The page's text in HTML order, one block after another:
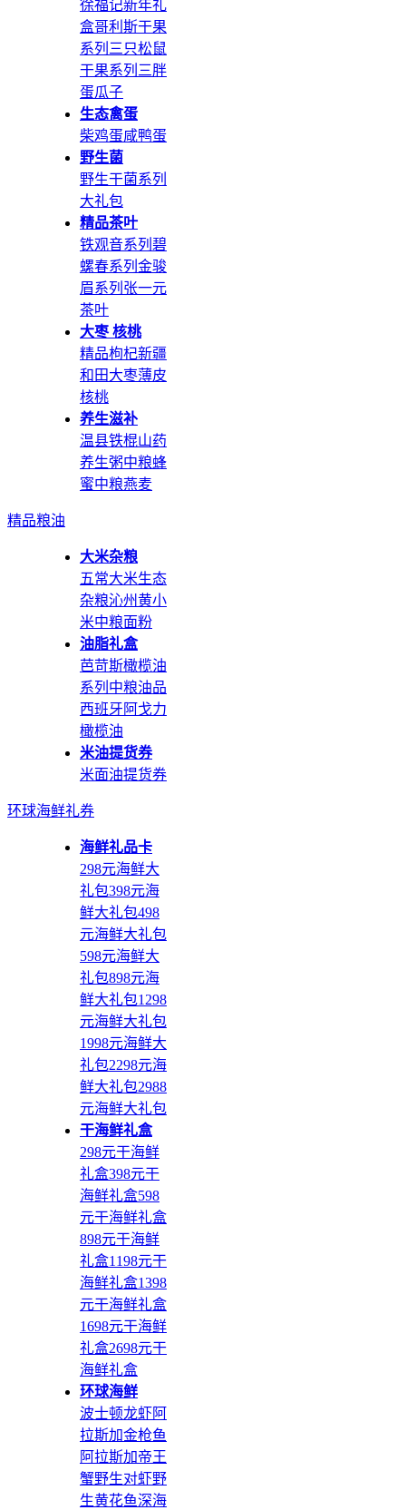
徐福记新年礼
盒哥利斯干果
系列 三只松鼠
干果系列 三胖
蛋瓜子
生态禽蛋
柴鸡蛋咸鸭蛋
野生菌
野生干菌系列
大礼包
精品茶叶
铁观音系列 碧
螺春系列 金骏
眉系列 张一元
茶叶
大枣 核桃
精品枸杞新疆
和田大枣薄皮
核桃
养生滋补
温县铁棍山药
养生粥中粮蜂
蜜中粮燕麦
精品粮油
大米杂粮
五常大米生态
杂粮沁州黄小
米中粮面粉
油脂礼盒
芭苛斯橄榄油
系列 中粮油品
西班牙阿戈力
橄榄油
米油提货券
米面油提货券
环球海鲜礼券
海鲜礼品卡
298元海鲜大
礼包398元海
鲜大礼包498
元海鲜大礼包
598元海鲜大
礼包898元海
鲜大礼包1298
元海鲜大礼包
1998元海鲜大
礼包2298元海
鲜大礼包2988
元海鲜大礼包
干海鲜礼盒
298元干海鲜
礼盒398元干
海鲜礼盒598
元干海鲜礼盒
898元干海鲜
礼盒1198元干
海鲜礼盒1398
元干海鲜礼盒
1698元干海鲜
礼盒2698元干
海鲜礼盒
环球海鲜
波士顿龙虾 阿
拉斯加金枪鱼
阿拉斯加帝王
蟹野生对虾野
生黄花鱼深海